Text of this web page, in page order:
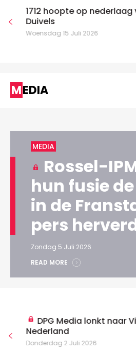
1712 hoopte op nederlaag
Duivels
Woensdag 15 Juli 2026
MEDIA
MEDIA
Rossel-
hun fusie
in de
pers
Zondag 5 Juli 2026
READ MORE
DPG Media lonkt naar
Nederland
Donderdag 2 Juli 2026